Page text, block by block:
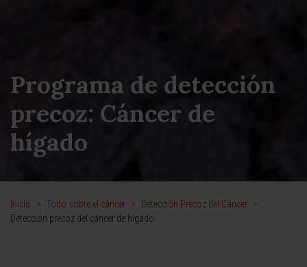
Programa de detección
precoz: Cáncer de
hígado
Inicio > Todo sobre el cáncer > Detección Precoz del Cáncer >
Detección precoz del cáncer de hígado